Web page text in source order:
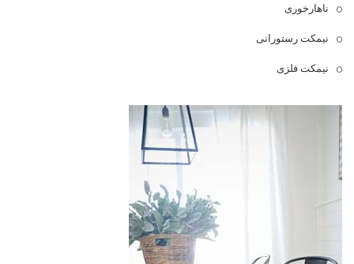
ناهارخوری
نیمکت رستورانی
نیمکت فلزی